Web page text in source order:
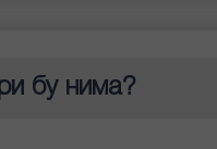
бу нима?